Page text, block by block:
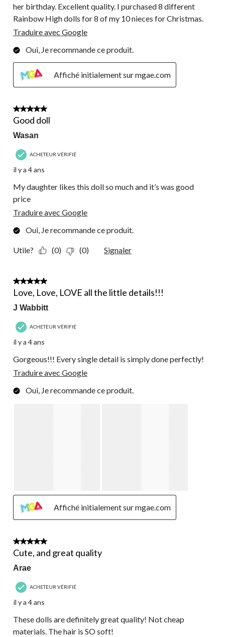
her birthday. Excellent quality. I purchased 8 different
Rainbow High dolls for 8 of my 10 nieces for Christmas.
Traduire avec Google
Oui, Je recommande ce produit.
Affiché initialement sur mgae.com
5 étoile(s) sur 5.
Good doll
Wasan
ACHETEUR VÉRIFIÉ
il y a 4 ans
My daughter likes this doll so much and it’s was good
price
Traduire avec Google
Oui, Je recommande ce produit.
Utile? (0) (0) Signaler
5 étoile(s) sur 5.
Love, Love, LOVE all the little details!!!
J Wabbitt
ACHETEUR VÉRIFIÉ
il y a 4 ans
Gorgeous!!! Every single detail is simply done perfectly!
Traduire avec Google
Oui, Je recommande ce produit.
Affiché initialement sur mgae.com
5 étoile(s) sur 5.
Cute, and great quality
Arae
ACHETEUR VÉRIFIÉ
il y a 4 ans
These dolls are definitely great quality! Not cheap
materials. The hair is SO soft!